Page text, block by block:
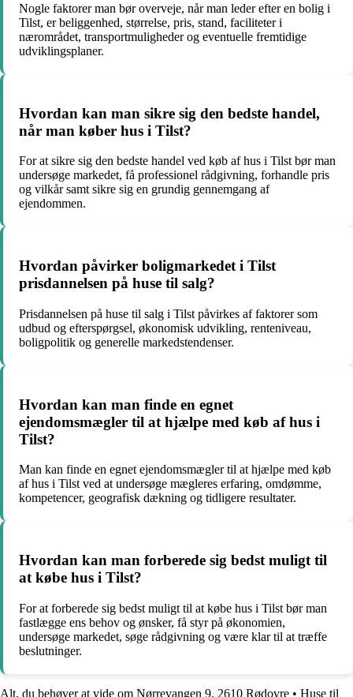
Nogle faktorer man bør overveje, når man leder efter en bolig i
Tilst, er beliggenhed, størrelse, pris, stand, faciliteter i
nærområdet, transportmuligheder og eventuelle fremtidige
udviklingsplaner.
Hvordan kan man sikre sig den bedste handel,
når man køber hus i Tilst?
For at sikre sig den bedste handel ved køb af hus i Tilst bør man
undersøge markedet, få professionel rådgivning, forhandle pris
og vilkår samt sikre sig en grundig gennemgang af
ejendommen.
Hvordan påvirker boligmarkedet i Tilst
prisdannelsen på huse til salg?
Prisdannelsen på huse til salg i Tilst påvirkes af faktorer som
udbud og efterspørgsel, økonomisk udvikling, renteniveau,
boligpolitik og generelle markedstendenser.
Hvordan kan man finde en egnet
ejendomsmægler til at hjælpe med køb af hus i
Tilst?
Man kan finde en egnet ejendomsmægler til at hjælpe med køb
af hus i Tilst ved at undersøge mægleres erfaring, omdømme,
kompetencer, geografisk dækning og tidligere resultater.
Hvordan kan man forberede sig bedst muligt til
at købe hus i Tilst?
For at forberede sig bedst muligt til at købe hus i Tilst bør man
fastlægge ens behov og ønsker, få styr på økonomien,
undersøge markedet, søge rådgivning og være klar til at træffe
beslutninger.
Alt, du behøver at vide om Nørrevangen 9, 2610 Rødovre • Huse til